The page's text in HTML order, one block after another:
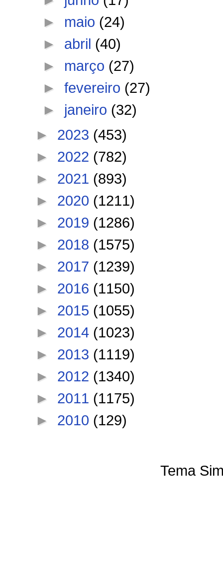
► maio (24)
► abril (40)
► março (27)
►fevereiro (27)
► janeiro (32)
► 2023 (453)
► 2022 (782)
► 2021 (893)
► 2020 (1211)
► 2019 (1286)
► 2018 (1575)
► 2017 (1239)
► 2016 (1150)
► 2015 (1055)
► 2014 (1023)
► 2013 (1119)
► 2012 (1340)
► 2011 (1175)
► 2010 (129)
Tema